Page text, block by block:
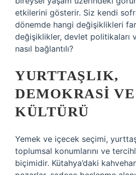
etkilerini gösterir. Siz kendi
dönemde hangi değişiklikleri
değişiklikler, devlet politikaları
nasıl bağlantılı?
YURTTAŞLIK,
DEMOKRASI
KÜLTÜRÜ
Yemek ve içecek seçimi,
toplumsal konumlarını ve
biçimidir. Kütahya’daki